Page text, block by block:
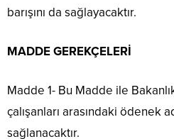
barışını da sağlayacaktır.
MADDE GEREKÇELERİ
Madde 1- Bu Madde ile
çalışanları arasındaki ödenek
sağlanacaktır.